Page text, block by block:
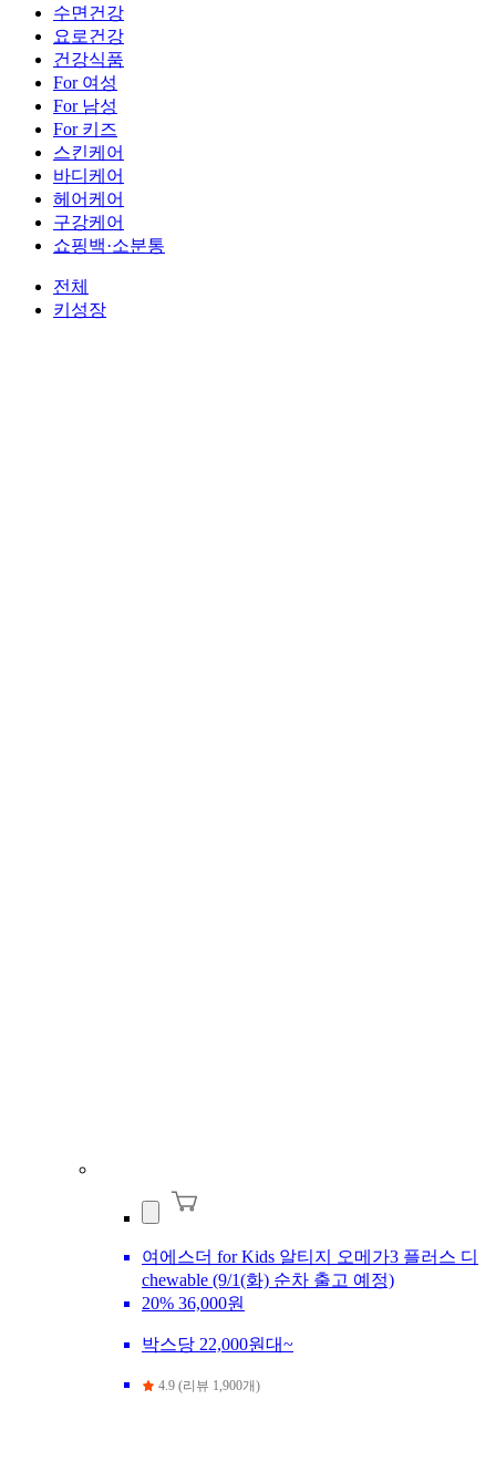
수면건강
요로건강
건강식품
For 여성
For 남성
For 키즈
스킨케어
바디케어
헤어케어
구강케어
쇼핑백·소분통
전체
키성장
여에스더 for Kids 알티지 오메가3 플러스 디
chewable (9/1(화) 순차 출고 예정)
20% 36,000원
박스당 22,000원대~
4.9 (리뷰 1,900개)